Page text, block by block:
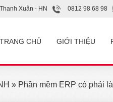
Xuân - HN 0812 98 68 98
TRANG CHỦ GIỚI THIỆU
» Phần mềm ERP có phải